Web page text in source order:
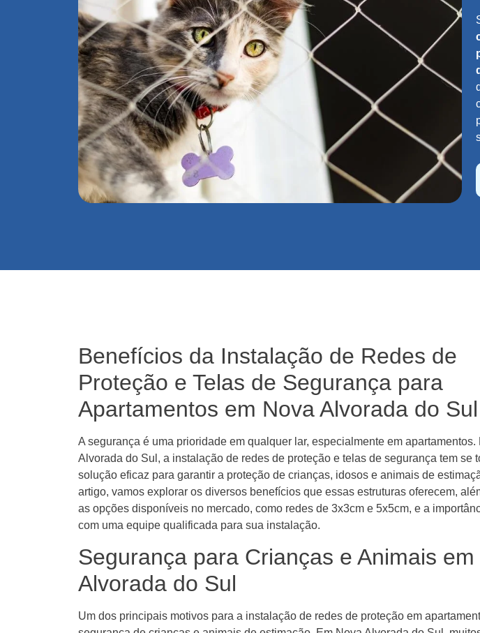
Benefícios da Instalação de Redes de
Proteção e Telas de Segurança para
Apartamentos em Nova Alvorada do Sul
A segurança é uma prioridade em qualquer lar, especialmente em apartamentos.
Alvorada do Sul, a instalação de redes de proteção e telas de segurança tem se
solução eficaz para garantir a proteção de crianças, idosos e animais de
artigo, vamos explorar os diversos benefícios que essas estruturas oferecem,
as opções disponíveis no mercado, como redes de 3x3cm e 5x5cm, e a
com uma equipe qualificada para sua instalação.
Segurança para Crianças e Animais
Alvorada do Sul
Um dos principais motivos para a instalação de redes de proteção em